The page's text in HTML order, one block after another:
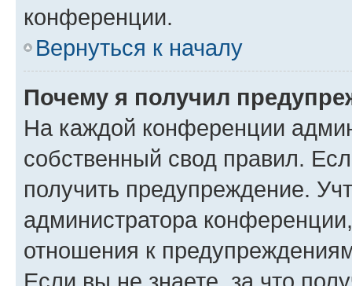
конференции.
Вернуться к началу
Почему я получил
На каждой конференции
собственный свод правил.
получить предупреждение.
администратора
отношения к